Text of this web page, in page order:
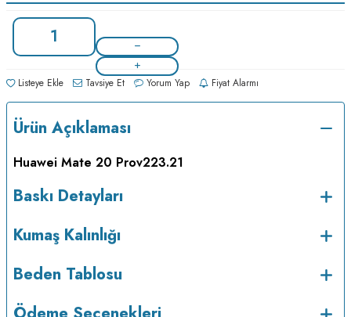
Listeye Ekle Tavsiye Et Yorum Yap Fiyat Alarmı
Ürün Açıklaması
Huawei Mate 20 Prov223.21
Baskı Detayları
Kumaş Kalınlığı
Beden Tablosu